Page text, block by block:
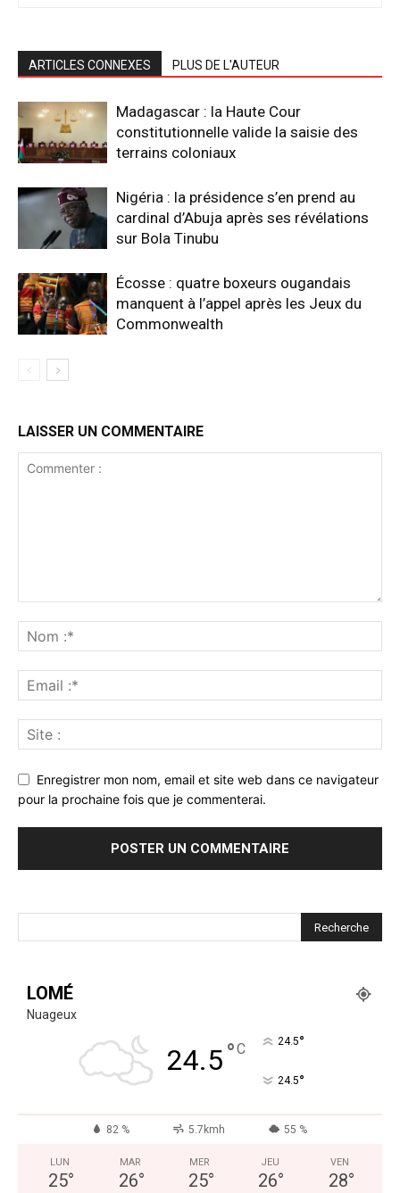
ARTICLES CONNEXES PLUS DE L'AUTEUR
Madagascar : la Haute Cour
constitutionnelle valide la saisie des
terrains coloniaux
Nigéria : la présidence s’en prend au
cardinal d’Abuja après ses révélations
sur Bola Tinubu
Écosse : quatre boxeurs ougandais
manquent à l’appel après les Jeux du
Commonwealth
LAISSER UN COMMENTAIRE
Enregistrer mon nom, email et site web dans ce navigateur
pour la prochaine fois que je commenterai.
LOMÉ
Nuageux
24.5°C 24.5°
24.5°
82 % 5.7kmh 55 %
LUN
25°
MAR
26°
MER
25°
JEU
26°
VEN
28°